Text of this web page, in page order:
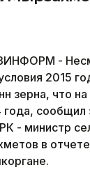
-
2015
зерна, что
сообщил
- министр
в